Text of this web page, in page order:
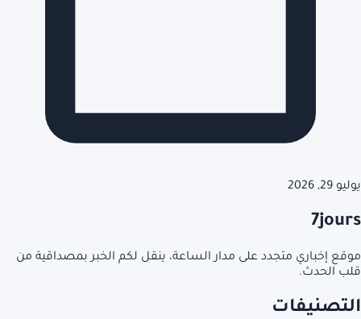
يوليو 29, 2026
7jours
موقع إخباري متجدد على مدار الساعة، ينقل لكم الخبر بمصداقية من
قلب الحدث.
التصنيفات